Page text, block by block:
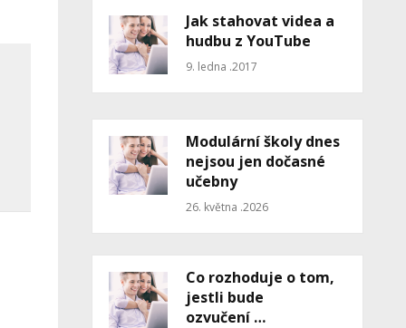
Jak stahovat videa a
hudbu z YouTube
9. ledna .2017
Modulární školy dnes
nejsou jen dočasné
učebny
26. května .2026
Co rozhoduje o tom,
jestli bude
ozvučení …